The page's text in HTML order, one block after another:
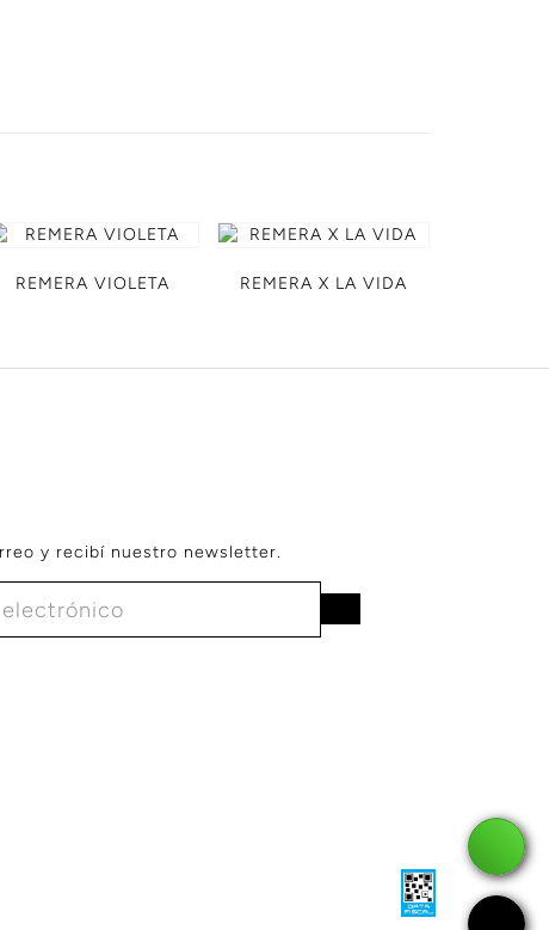
REMERA VIOLETA REMERA X LA VIDA
y recibí nuestro newsletter.